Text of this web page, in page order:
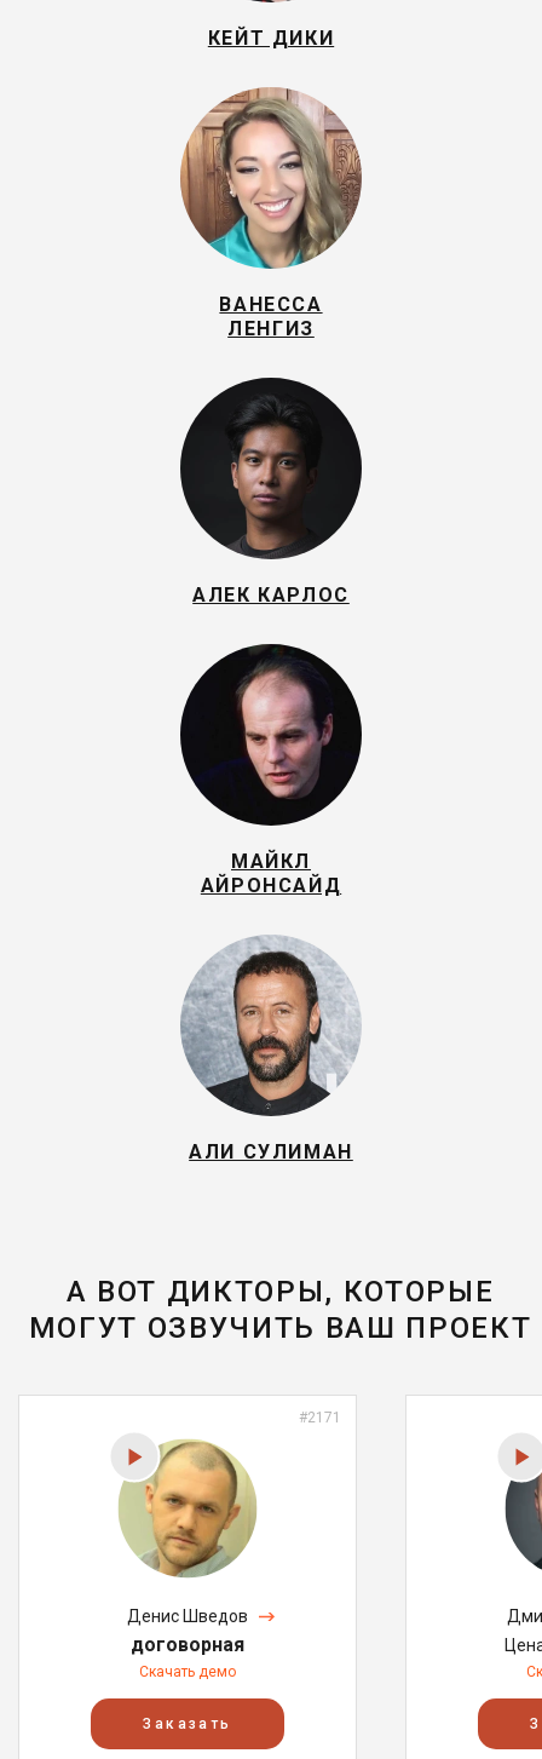
КЕЙТ ДИКИ
ВАНЕССА
ЛЕНГИЗ
АЛЕК КАРЛОС
МАЙКЛ
АЙРОНСАЙД
АЛИ СУЛИМАН
А ВОТ ДИКТОРЫ, КОТОРЫЕ
МОГУТ ОЗВУЧИТЬ ВАШ ПРОЕКТ
#2171
Денис Шведов
договорная
Скачать демо
Заказать